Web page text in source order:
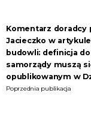
Komentarz doradcy
Jacieczko w
budowli: definicja
samorządy muszą
opublikowanym w
Poprzednia publikacja